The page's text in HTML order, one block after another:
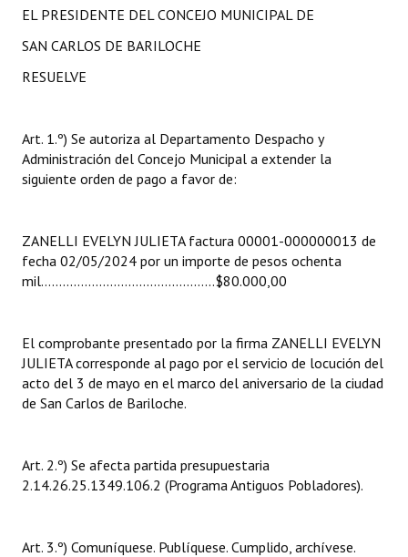
Declaraciones
Resoluciones
INSTITUCIONAL
Noticias Destacadas
Registros y Distinciones
Premio al Mérito - Registro
Audiencias Públicas - Registro
Ciudadano Ilustre - Registro
EL PRESIDENTE DEL CONCEJO MUNICIPAL DE
SAN CARLOS DE BARILOCHE
RESUELVE
Art. 1.º) Se autoriza al Departamento Despacho y
Administración del Concejo Municipal a extender la
siguiente orden de pago a favor de:
ZANELLI EVELYN JULIETA factura 00001-000000013 de
fecha 02/05/2024 por un importe de pesos ochenta
mil………………………………………...$80.000,00
El comprobante presentado por la firma ZANELLI EVELYN
JULIETA corresponde al pago por el servicio de locución del
acto del 3 de mayo en el marco del aniversario de la ciudad
de San Carlos de Bariloche.
Art. 2.º) Se afecta partida presupuestaria
2.14.26.25.1349.106.2 (Programa Antiguos Pobladores).
Art. 3.º) Comuníquese. Publíquese. Cumplido, archívese.